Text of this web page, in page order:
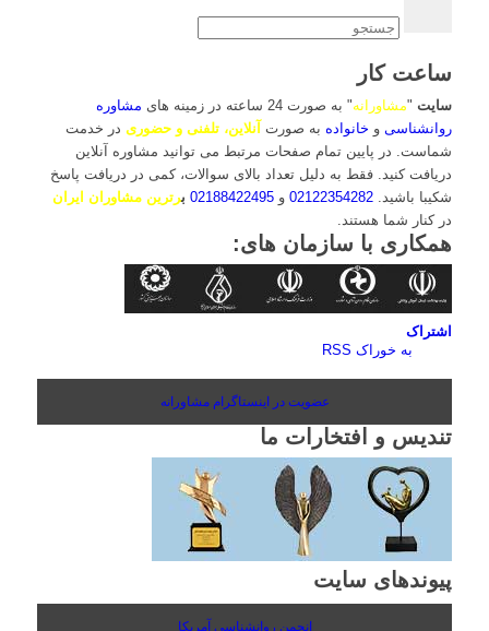
ساعت کار
سایت"مشاورانه" به صورت 24 ساعته در زمینه های
مشاوره
روانشناسیو خانواده به صورتآنلاین، تلفنی و حضوری در خدمت
شماست. در پایین تمام صفحات مرتبط می توانید مشاوره آنلاین
دریافت کنید. فقط به دلیل تعداد بالای سوالات، کمی در دریافت پاسخ
شکیبا باشید. 02122354282و 02188422495 برترین مشاوران ایران
در کنار شما هستند.
همکاری با سازمان های:
اشتراک
به خوراک RSS
عضویت در اینستاگرام مشاورانه
تندیس و افتخارات ما
پیوندهای سایت
انجمن روانشناسی آمریکا